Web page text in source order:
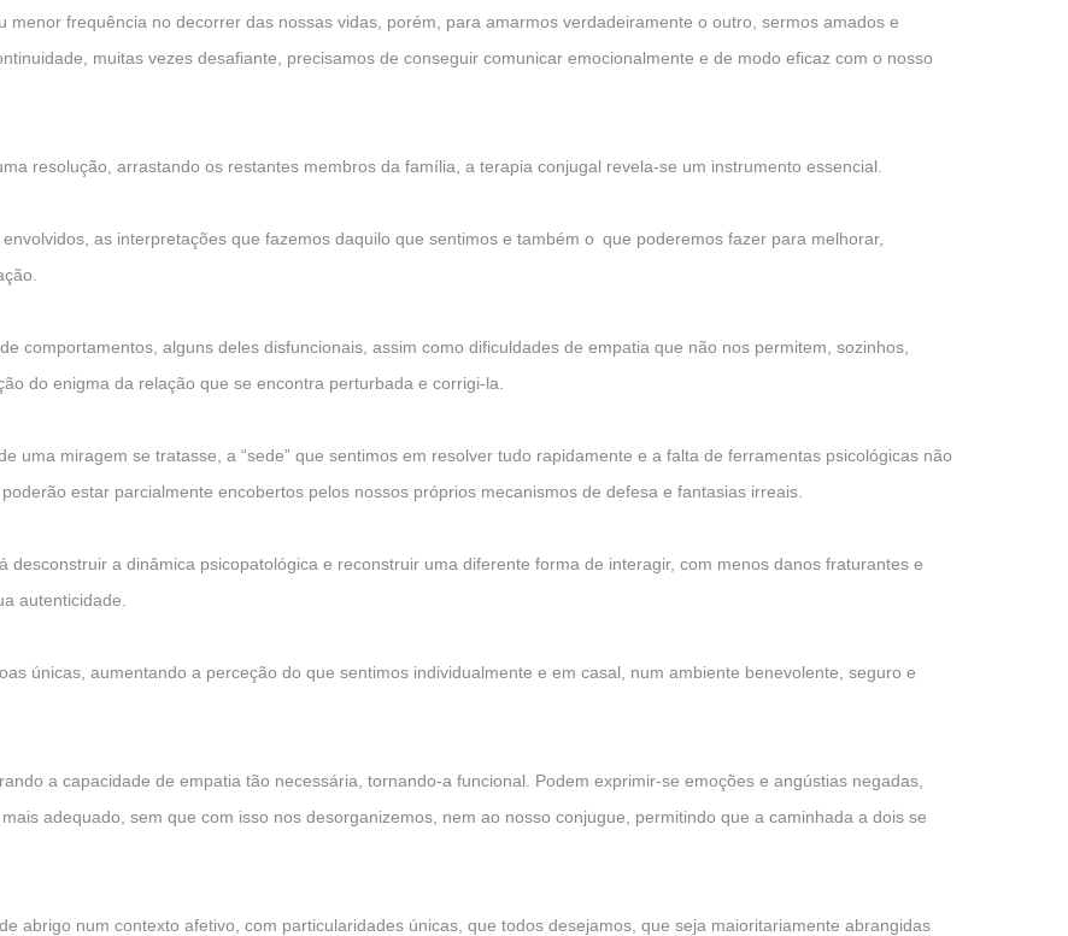
frequência no decorrer das nossas vidas, porém, para amarmos verdadeiramente o outro, sermos amados e
muitas vezes desafiante, precisamos de conseguir comunicar emocionalmente e de modo eficaz com o nosso
resolução, arrastando os restantes membros da família, a terapia conjugal revela-se um instrumento essencial.
as interpretações que fazemos daquilo que sentimos e também o que poderemos fazer para melhorar,
comportamentos, alguns deles disfuncionais, assim como dificuldades de empatia que não nos permitem, sozinhos,
do enigma da relação que se encontra perturbada e corrigi-la.
uma miragem se tratasse, a “sede” que sentimos em resolver tudo rapidamente e a falta de ferramentas psicológicas não
estar parcialmente encobertos pelos nossos próprios mecanismos de defesa e fantasias irreais.
desconstruir a dinâmica psicopatológica e reconstruir uma diferente forma de interagir, com menos danos fraturantes e
autenticidade.
únicas, aumentando a perceção do que sentimos individualmente e em casal, num ambiente benevolente, seguro e
a capacidade de empatia tão necessária, tornando-a funcional. Podem exprimir-se emoções e angústias negadas,
adequado, sem que com isso nos desorganizemos, nem ao nosso conjugue, permitindo que a caminhada a dois se
abrigo num contexto afetivo, com particularidades únicas, que todos desejamos, que seja maioritariamente abrangidas